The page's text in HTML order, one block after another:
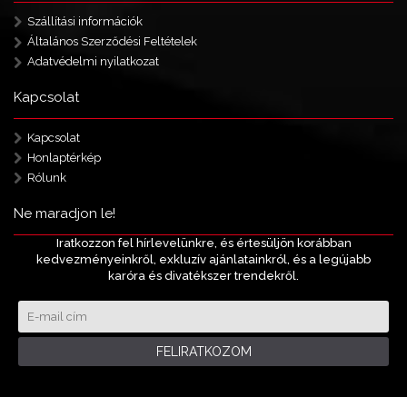
Szállítási információk
Általános Szerződési Feltételek
Adatvédelmi nyilatkozat
Kapcsolat
Kapcsolat
Honlaptérkép
Rólunk
Ne maradjon le!
Iratkozzon fel hírlevelünkre, és értesüljön korábban
kedvezményeinkről, exkluzív ajánlatainkról, és a legújabb
karóra és divatékszer trendekről.
FELIRATKOZOM